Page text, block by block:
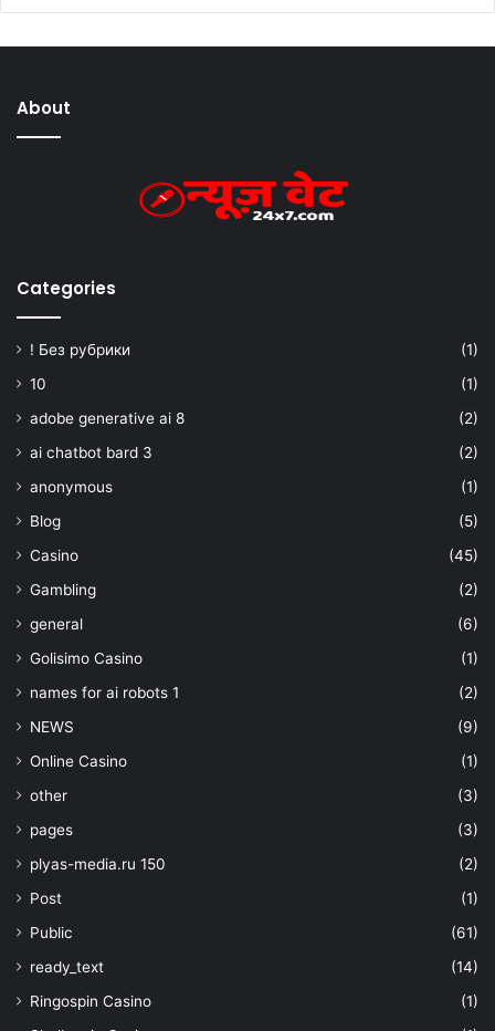
About
Categories
! Без рубрики
(1)
10
(1)
adobe generative ai 8
(2)
ai chatbot bard 3
(2)
anonymous
(1)
Blog
(5)
Casino
(45)
Gambling
(2)
general
(6)
Golisimo Casino
(1)
names for ai robots 1
(2)
NEWS
(9)
Online Casino
(1)
other
(3)
pages
(3)
plyas-media.ru 150
(2)
Post
(1)
Public
(61)
ready_text
(14)
Ringospin Casino
(1)